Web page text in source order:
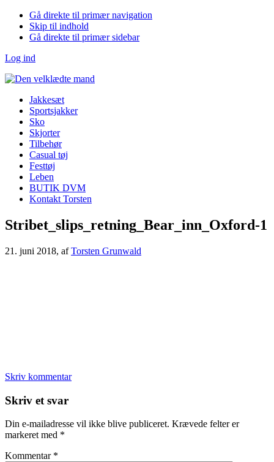
Gå direkte til primær navigation
Skip til indhold
Gå direkte til primær sidebar
Log ind
Jakkesæt
Sportsjakker
Sko
Skjorter
Tilbehør
Casual tøj
Festtøj
Leben
BUTIK DVM
Kontakt Torsten
Stribet_slips_retning_Bear_inn_Oxford-1
21. juni 2018, afTorsten Grunwald
Skriv kommentar
Læserinteraktioner
Skriv et svar
Din e-mailadresse vil ikke blive publiceret. Krævede felter er
markeret med *
Kommentar *